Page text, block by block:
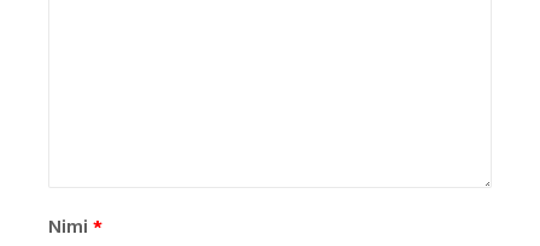
Nimi*